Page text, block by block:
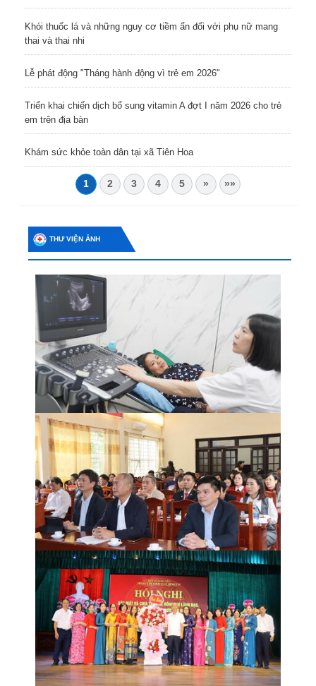
Khói thuốc lá và những nguy cơ tiềm ẩn đối với phụ nữ mang
thai và thai nhi
Lễ phát động "Tháng hành động vì trẻ em 2026"
Triển khai chiến dịch bổ sung vitamin A đợt I năm 2026 cho trẻ
em trên địa bàn
Khám sức khỏe toàn dân tại xã Tiên Hoa
1 2 3 4 5 » »»
THƯ VIỆN ẢNH